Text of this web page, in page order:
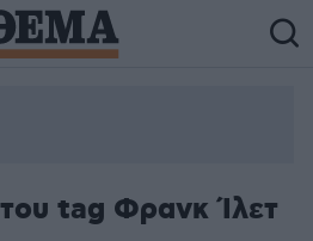
tag Φρανκ Ίλετ